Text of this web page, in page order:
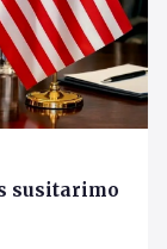
susitarimo